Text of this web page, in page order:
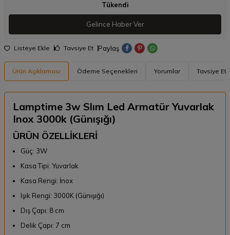
Tükendi
Gelince Haber Ver
Listeye Ekle Tavsiye Et Paylaş
Ürün Açıklaması Ödeme Seçenekleri Yorumlar Tavsiye Et
Lamptime 3w Slım Led Armatür Yuvarlak
Inox 3000k (Günışığı)
ÜRÜN ÖZELLİKLERİ
Güç: 3W
Kasa Tipi: Yuvarlak
Kasa Rengi: İnox
Işık Rengi: 3000K (Günışığı)
Dış Çapı: 8 cm
Delik Çapı: 7 cm